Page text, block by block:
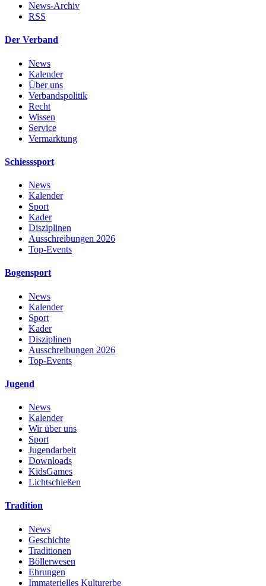
News-Archiv
RSS
Der Verband
News
Kalender
Über uns
Verbandspolitik
Recht
Wissen
Service
Vermarktung
Schiesssport
News
Kalender
Sport
Kader
Disziplinen
Ausschreibungen 2026
Top-Events
Bogensport
News
Kalender
Sport
Kader
Disziplinen
Ausschreibungen 2026
Top-Events
Jugend
News
Kalender
Wir über uns
Sport
Jugendarbeit
Downloads
KidsGames
Lichtschießen
Tradition
News
Geschichte
Traditionen
Böllerwesen
Ehrungen
Immaterielles Kulturerbe